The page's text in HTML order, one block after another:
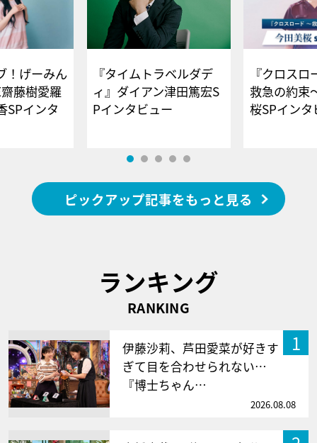
！げーみん
藤樹愛羅
SPインタ
『タイムトラベルダデ
ィ』ダイアン津田篤宏S
Pインタビュー
『クロス
救急の約束
桜SPイ
ピックアップ記事をもっと見る
ランキング
RANKING
1
伊藤沙莉、芦田愛菜が好きす
ぎて目を合わせられない…
『博士ちゃん…
2026.08.08